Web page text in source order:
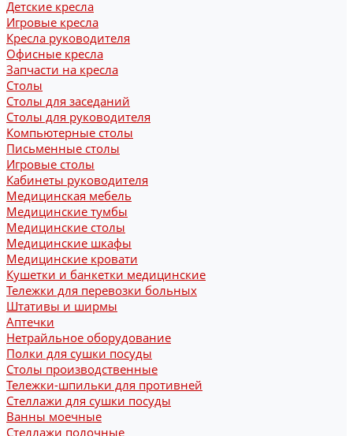
Детские кресла
Игровые кресла
Кресла руководителя
Офисные кресла
Запчасти на кресла
Столы
Столы для заседаний
Столы для руководителя
Компьютерные столы
Письменные столы
Игровые столы
Кабинеты руководителя
Медицинская мебель
Медицинские тумбы
Медицинские столы
Медицинские шкафы
Медицинские кровати
Кушетки и банкетки медицинские
Тележки для перевозки больных
Штативы и ширмы
Аптечки
Нетрайльное оборудование
Полки для сушки посуды
Столы производственные
Тележки-шпильки для противней
Стеллажи для сушки посуды
Ванны моечные
Стеллажи полочные